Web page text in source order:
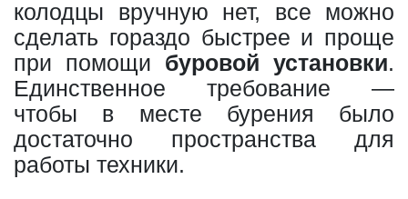
колодцы вручную нет, все можно
сделать гораздо быстрее и проще
при помощи буровой установки.
Единственное требование —
чтобы в месте бурения было
достаточно пространства для
работы техники.